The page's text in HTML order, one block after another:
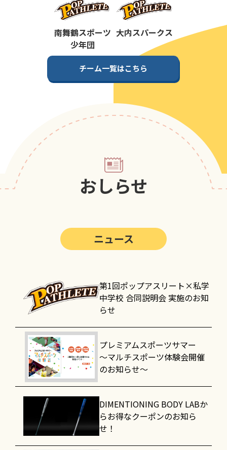
第6回 ポップアスリートカップ
第5回 ポップアスリートカップ
第4回 ポップアスリートカップ
第3回
ポップアスリートカップ
ポップアスリートカップ
南舞鶴スポーツ
少年団
大内スパークス
チーム一覧はこちら
おしらせ
ニュース
第1回ポップアスリート×私学
中学校 合同説明会 実施のお知
らせ
プレミアムスポーツサマー
～マルチスポーツ体験会開催
のお知らせ～
DIMENTIONING BODY LABか
らお得なクーポンのお知ら
せ！